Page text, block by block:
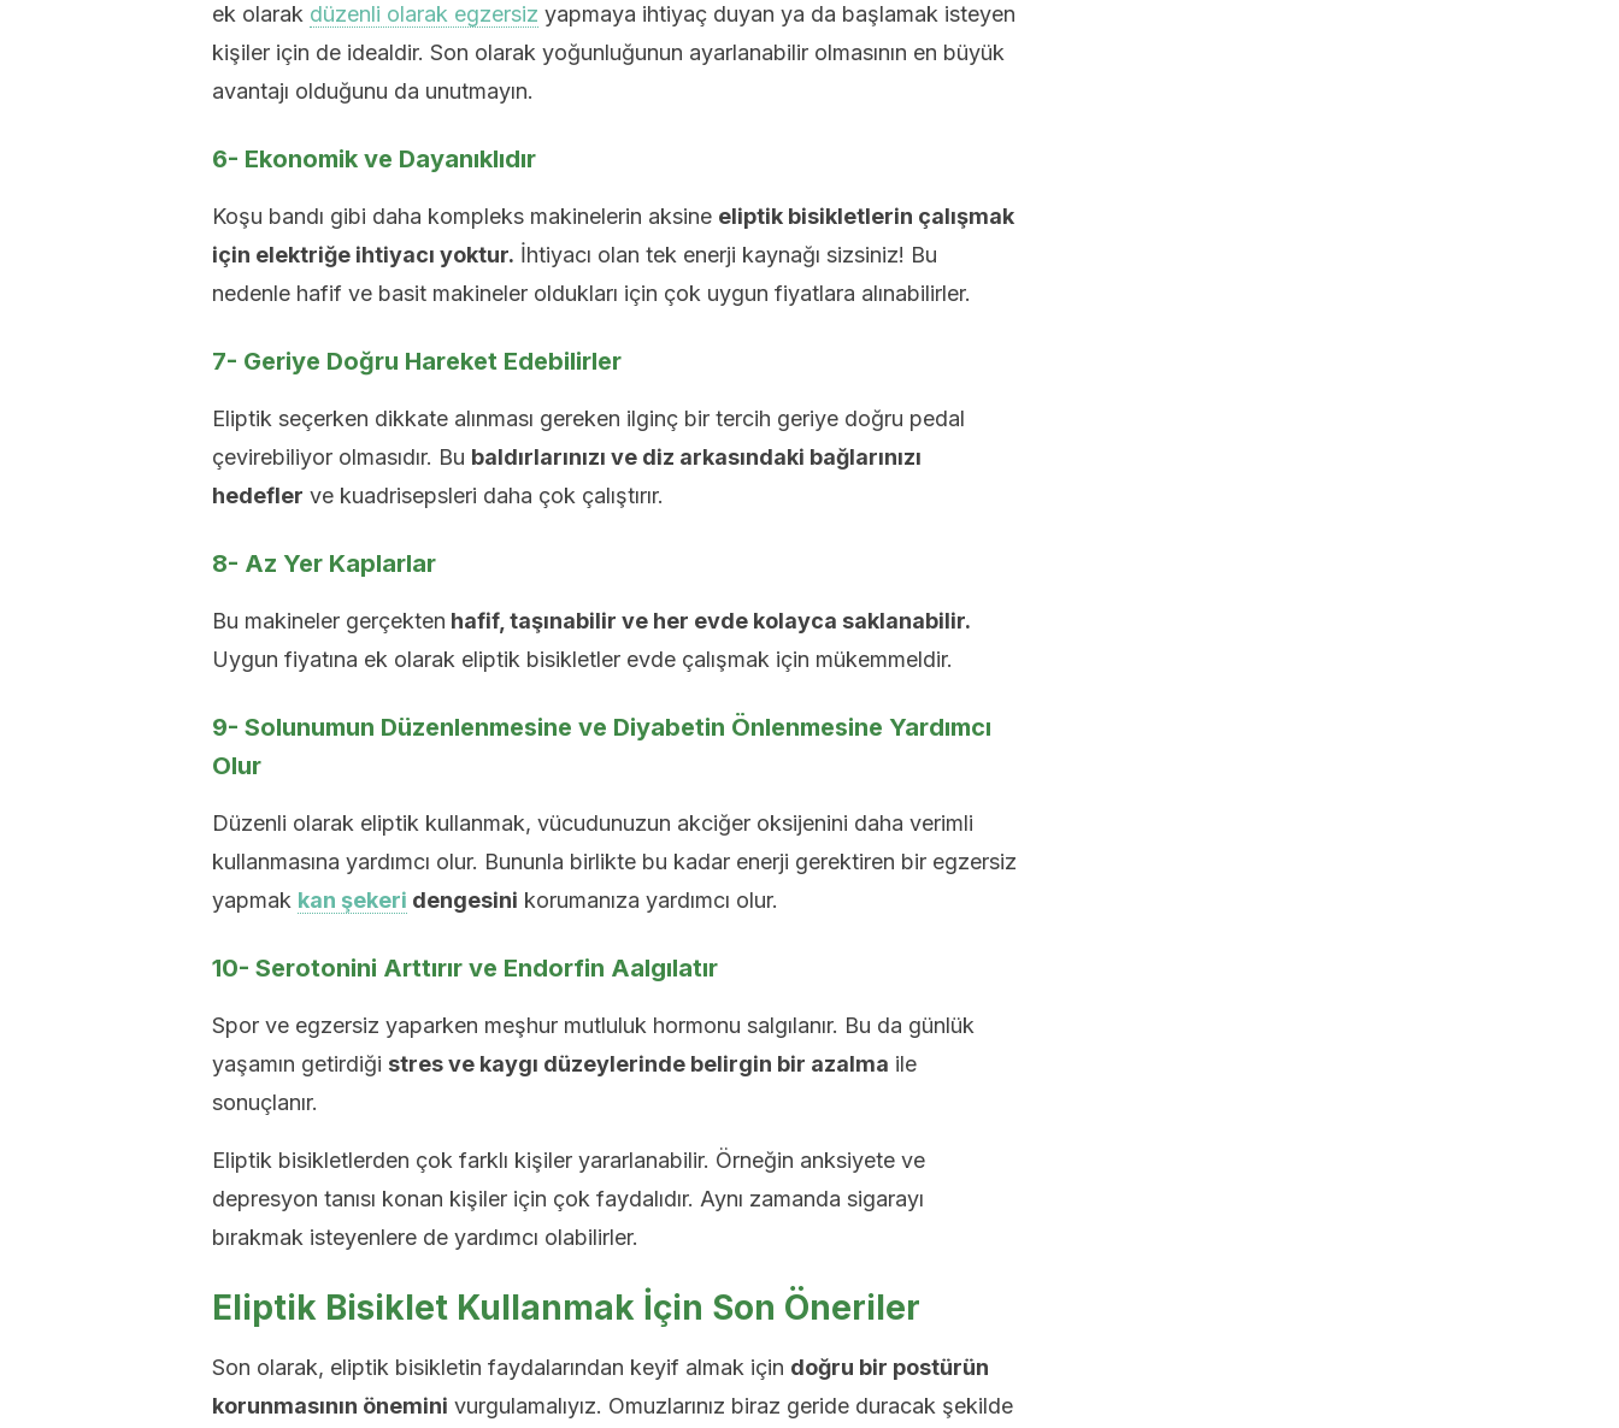
ek olarak düzenli olarak egzersiz yapmaya ihtiyaç duyan ya da başlamak isteyen
kişiler için de idealdir. Son olarak yoğunluğunun ayarlanabilir olmasının en büyük
avantajı olduğunu da unutmayın.
6- Ekonomik ve Dayanıklıdır
Koşu bandı gibi daha kompleks makinelerin aksine eliptik bisikletlerin çalışmak
için elektriğe ihtiyacı yoktur. İhtiyacı olan tek enerji kaynağı sizsiniz! Bu
nedenle hafif ve basit makineler oldukları için çok uygun fiyatlara alınabilirler.
7- Geriye Doğru Hareket Edebilirler
Eliptik seçerken dikkate alınması gereken ilginç bir tercih geriye doğru pedal
çevirebiliyor olmasıdır. Bu baldırlarınızı ve diz arkasındaki bağlarınızı
hedefler ve kuadrisepsleri daha çok çalıştırır.
8- Az Yer Kaplarlar
Bu makineler gerçekten hafif, taşınabilir ve her evde kolayca saklanabilir.
Uygun fiyatına ek olarak eliptik bisikletler evde çalışmak için mükemmeldir.
9- Solunumun Düzenlenmesine ve Diyabetin Önlenmesine Yardımcı
Olur
Düzenli olarak eliptik kullanmak, vücudunuzun akciğer oksijenini daha verimli
kullanmasına yardımcı olur. Bununla birlikte bu kadar enerji gerektiren bir egzersiz
yapmak kan şekeri dengesini korumanıza yardımcı olur.
10- Serotonini Arttırır ve Endorfin Aalgılatır
Spor ve egzersiz yaparken meşhur mutluluk hormonu salgılanır. Bu da günlük
yaşamın getirdiği stres ve kaygı düzeylerinde belirgin bir azalma ile
sonuçlanır.
Eliptik bisikletlerden çok farklı kişiler yararlanabilir. Örneğin anksiyete ve
depresyon tanısı konan kişiler için çok faydalıdır. Aynı zamanda sigarayı
bırakmak isteyenlere de yardımcı olabilirler.
Eliptik Bisiklet Kullanmak İçin Son Öneriler
Son olarak, eliptik bisikletin faydalarından keyif almak için doğru bir postürün
korunmasının önemini vurgulamalıyız. Omuzlarınız biraz geride duracak şekilde